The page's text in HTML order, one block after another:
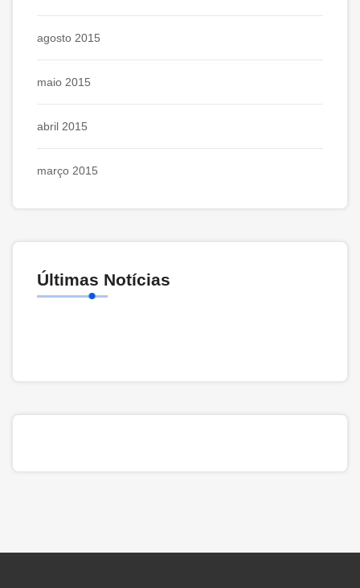
agosto 2015
maio 2015
abril 2015
março 2015
Últimas Notícias